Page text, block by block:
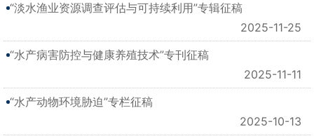
“淡水渔业资源调查评估与可持续利用”专辑征稿
2025-11-25
“水产病害防控与健康养殖技术”专刊征稿
2025-11-11
“水产动物环境胁迫”专栏征稿
2025-10-13